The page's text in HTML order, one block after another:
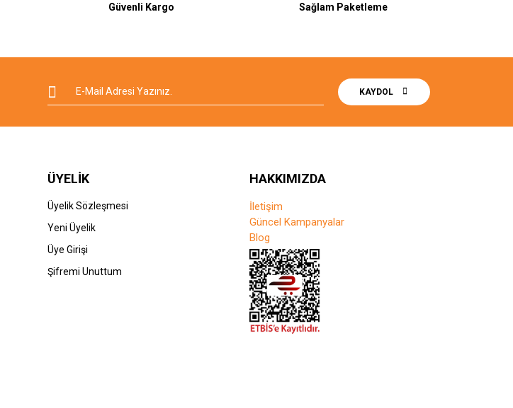
Güvenli Kargo Sağlam Paketleme
KAYDOL
ÜYELİK
Üyelik Sözleşmesi
Yeni Üyelik
Üye Girişi
Şifremi Unuttum
HAKKIMIZDA
İletişim
Güncel Kampanyalar
Blog